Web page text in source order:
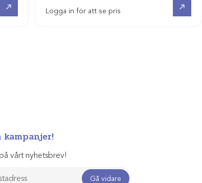
Logga in för att se pris
vårt nyhetsbrev!
Gå vidare